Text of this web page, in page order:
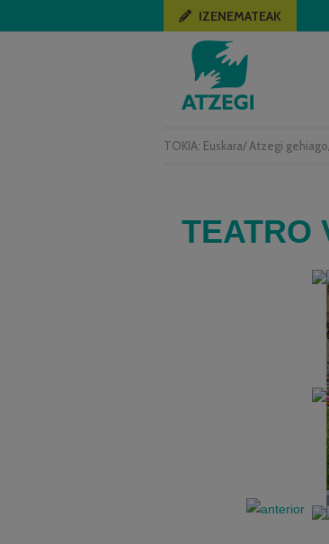
TOKIA: Euskara/ Atzegi gehiago
IZENEMATEAK
TEATRO